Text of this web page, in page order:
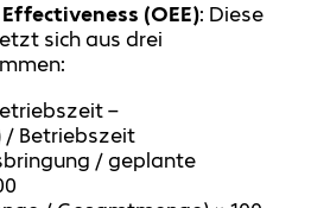
(OEE): Diese
sich aus drei
–
/ Betriebszeit
/ geplante